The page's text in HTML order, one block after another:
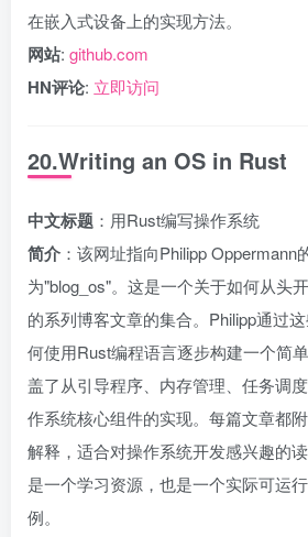
在嵌入式设备上的实现方法。
网站: github.com
HN评论: 立即访问
20.Writing an OS in Rust
中文标题 ：用Rust编写操作系统
简介 ：该网址指向Philipp Oppermann
为"blog_os"。这是一个关于如何从头
的系列博客文章的集合。Philipp通过
何使用Rust编程语言逐步构建一个简
盖了从引导程序、内存管理、任务调
作系统核心组件的实现。每篇文章都
解释，适合对操作系统开发感兴趣的
是一个学习资源，也是一个实际可运
例。